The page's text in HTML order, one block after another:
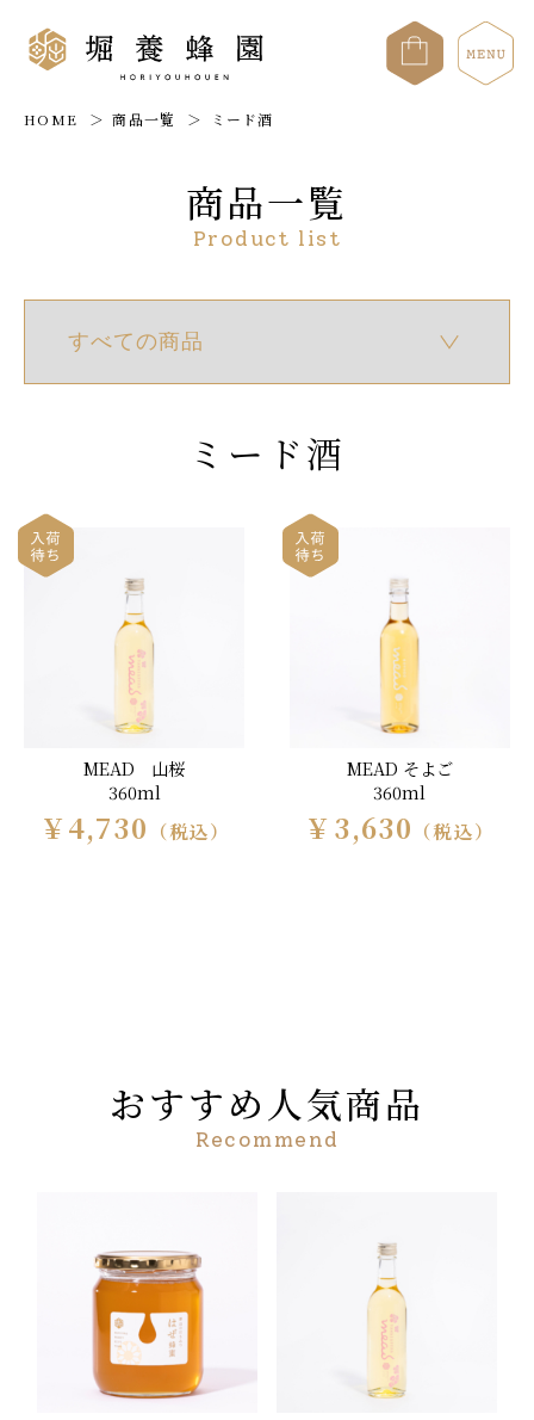
HOME 商品一覧 ミード酒
商品一覧
Product list
ミード酒
MEAD 山桜
360ml
￥4,730 （税込）
MEAD そよご
360ml
￥3,630 （税込）
おすすめ人気商品
Recommend